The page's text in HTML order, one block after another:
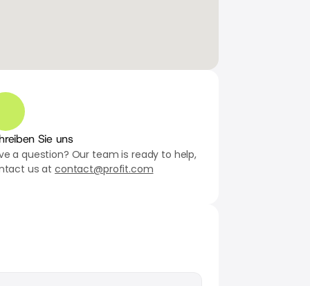
Sie uns
a question? Our team is ready to help,
us at contact@profit.com